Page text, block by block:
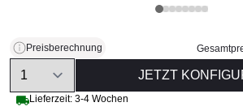
Preisberechnung
Quantity
JETZT
Lieferzeit: 3-4 Wochen